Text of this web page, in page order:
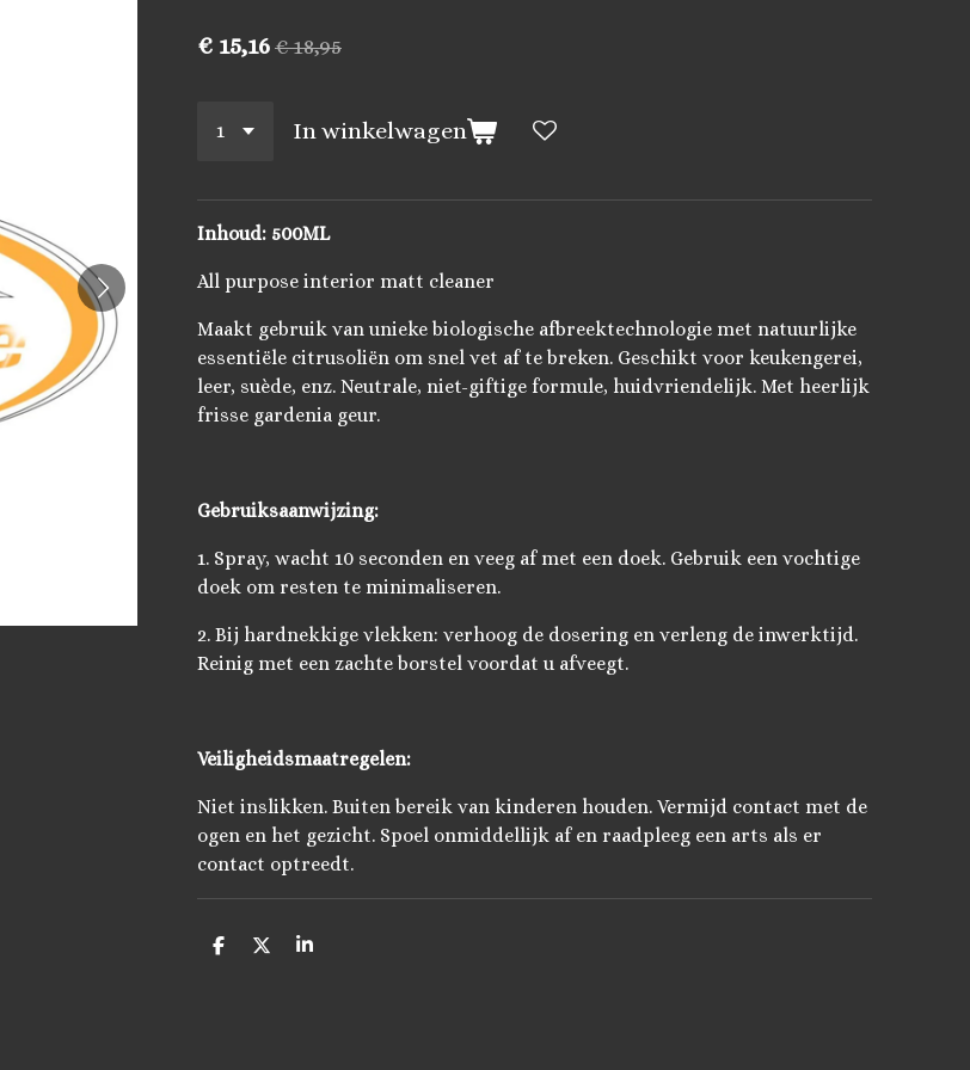
€ 15,16 € 18,95
In winkelwagen
Inhoud: 500ML
All purpose interior matt cleaner
Maakt gebruik van unieke biologische afbreektechnologie met natuurlijke
essentiële citrusoliën om snel vet af te breken. Geschikt voor keukengerei,
leer, suède, enz. Neutrale, niet-giftige formule, huidvriendelijk. Met heerlijk
frisse gardenia geur.
Gebruiksaanwijzing:
1. Spray, wacht 10 seconden en veeg af met een doek. Gebruik een vochtige
doek om resten te minimaliseren.
2. Bij hardnekkige vlekken: verhoog de dosering en verleng de inwerktijd.
Reinig met een zachte borstel voordat u afveegt.
Veiligheidsmaatregelen:
Niet inslikken. Buiten bereik van kinderen houden. Vermijd contact met de
ogen en het gezicht. Spoel onmiddellijk af en raadpleeg een arts als er
contact optreedt.
D
D
S